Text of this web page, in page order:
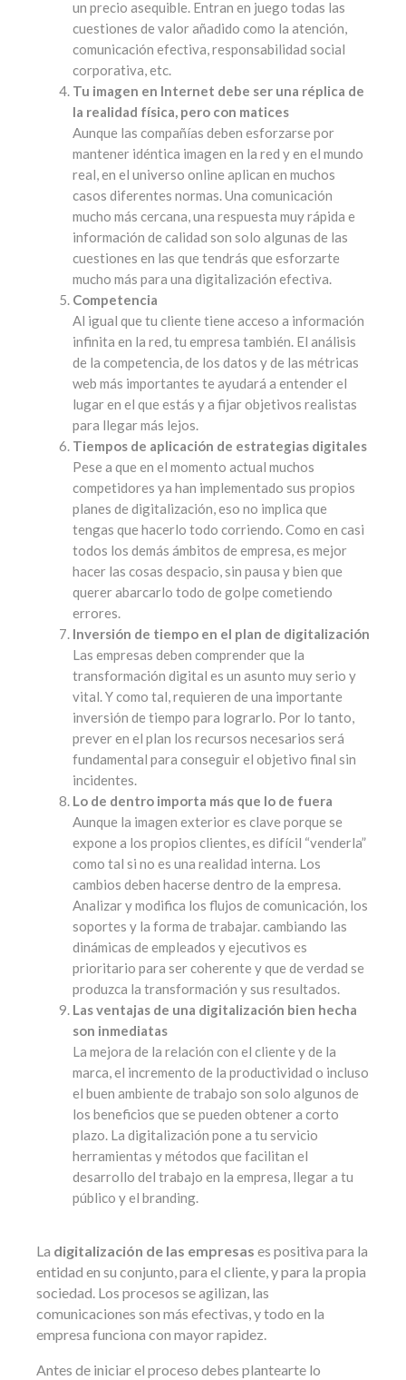
un precio asequible. Entran en juego todas las
cuestiones de valor añadido como la atención,
comunicación efectiva, responsabilidad social
corporativa, etc.
Tu imagen en Internet debe ser una réplica de
la realidad física, pero con matices
Aunque las compañías deben esforzarse por
mantener idéntica imagen en la red y en el mundo
real, en el universo online aplican en muchos
casos diferentes normas. Una comunicación
mucho más cercana, una respuesta muy rápida e
información de calidad son solo algunas de las
cuestiones en las que tendrás que esforzarte
mucho más para una digitalización efectiva.
Competencia
Al igual que tu cliente tiene acceso a información
infinita en la red, tu empresa también. El análisis
de la competencia, de los datos y de las métricas
web más importantes te ayudará a entender el
lugar en el que estás y a fijar objetivos realistas
para llegar más lejos.
Tiempos de aplicación de estrategias digitales
Pese a que en el momento actual muchos
competidores ya han implementado sus propios
planes de digitalización, eso no implica que
tengas que hacerlo todo corriendo. Como en casi
todos los demás ámbitos de empresa, es mejor
hacer las cosas despacio, sin pausa y bien que
querer abarcarlo todo de golpe cometiendo
errores.
Inversión de tiempo en el plan de digitalización
Las empresas deben comprender que la
transformación digital es un asunto muy serio y
vital. Y como tal, requieren de una importante
inversión de tiempo para lograrlo. Por lo tanto,
prever en el plan los recursos necesarios será
fundamental para conseguir el objetivo final sin
incidentes.
Lo de dentro importa más que lo de fuera
Aunque la imagen exterior es clave porque se
expone a los propios clientes, es difícil “venderla”
como tal si no es una realidad interna. Los
cambios deben hacerse dentro de la empresa.
Analizar y modifica los flujos de comunicación, los
soportes y la forma de trabajar. cambiando las
dinámicas de empleados y ejecutivos es
prioritario para ser coherente y que de verdad se
produzca la transformación y sus resultados.
Las ventajas de una digitalización bien hecha
son inmediatas
La mejora de la relación con el cliente y de la
marca, el incremento de la productividad o incluso
el buen ambiente de trabajo son solo algunos de
los beneficios que se pueden obtener a corto
plazo. La digitalización pone a tu servicio
herramientas y métodos que facilitan el
desarrollo del trabajo en la empresa, llegar a tu
público y el branding.
La digitalización de las empresas es positiva para la
entidad en su conjunto, para el cliente, y para la propia
sociedad. Los procesos se agilizan, las
comunicaciones son más efectivas, y todo en la
empresa funciona con mayor rapidez.
Antes de iniciar el proceso debes plantearte lo